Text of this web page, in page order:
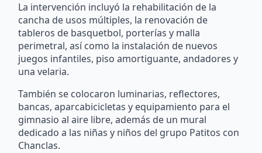
La intervención incluyó la rehabilitación de la
cancha de usos múltiples, la renovación de
tableros de basquetbol, porterías y malla
perimetral, así como la instalación de nuevos
juegos infantiles, piso amortiguante, andadores y
una velaria.
También se colocaron luminarias, reflectores,
bancas, aparcabicicletas y equipamiento para el
gimnasio al aire libre, además de un mural
dedicado a las niñas y niños del grupo Patitos con
Chanclas.